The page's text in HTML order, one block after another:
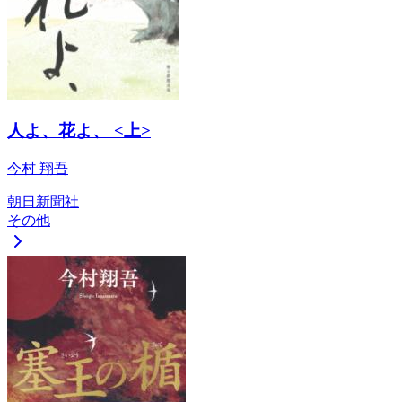
人よ、花よ、 <上>
今村 翔吾
朝日新聞社
その他